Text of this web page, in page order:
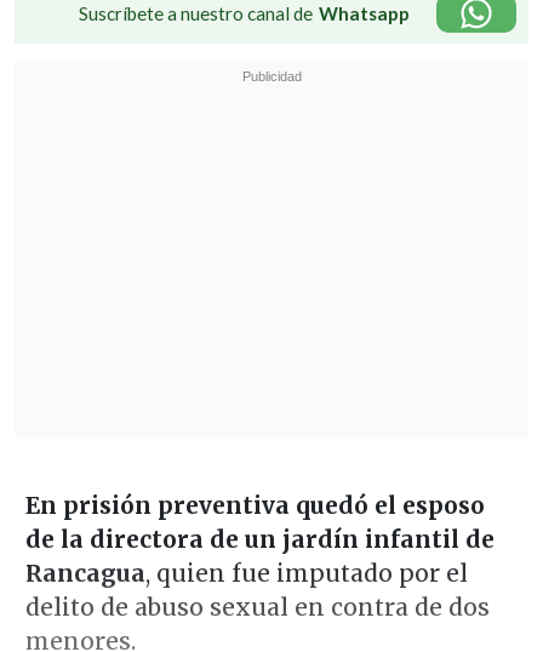
Suscríbete a nuestro canal de Whatsapp
En prisión preventiva quedó el esposo
de la directora de un jardín infantil de
Rancagua, quien fue imputado por el
delito de abuso sexual en contra de dos
menores.